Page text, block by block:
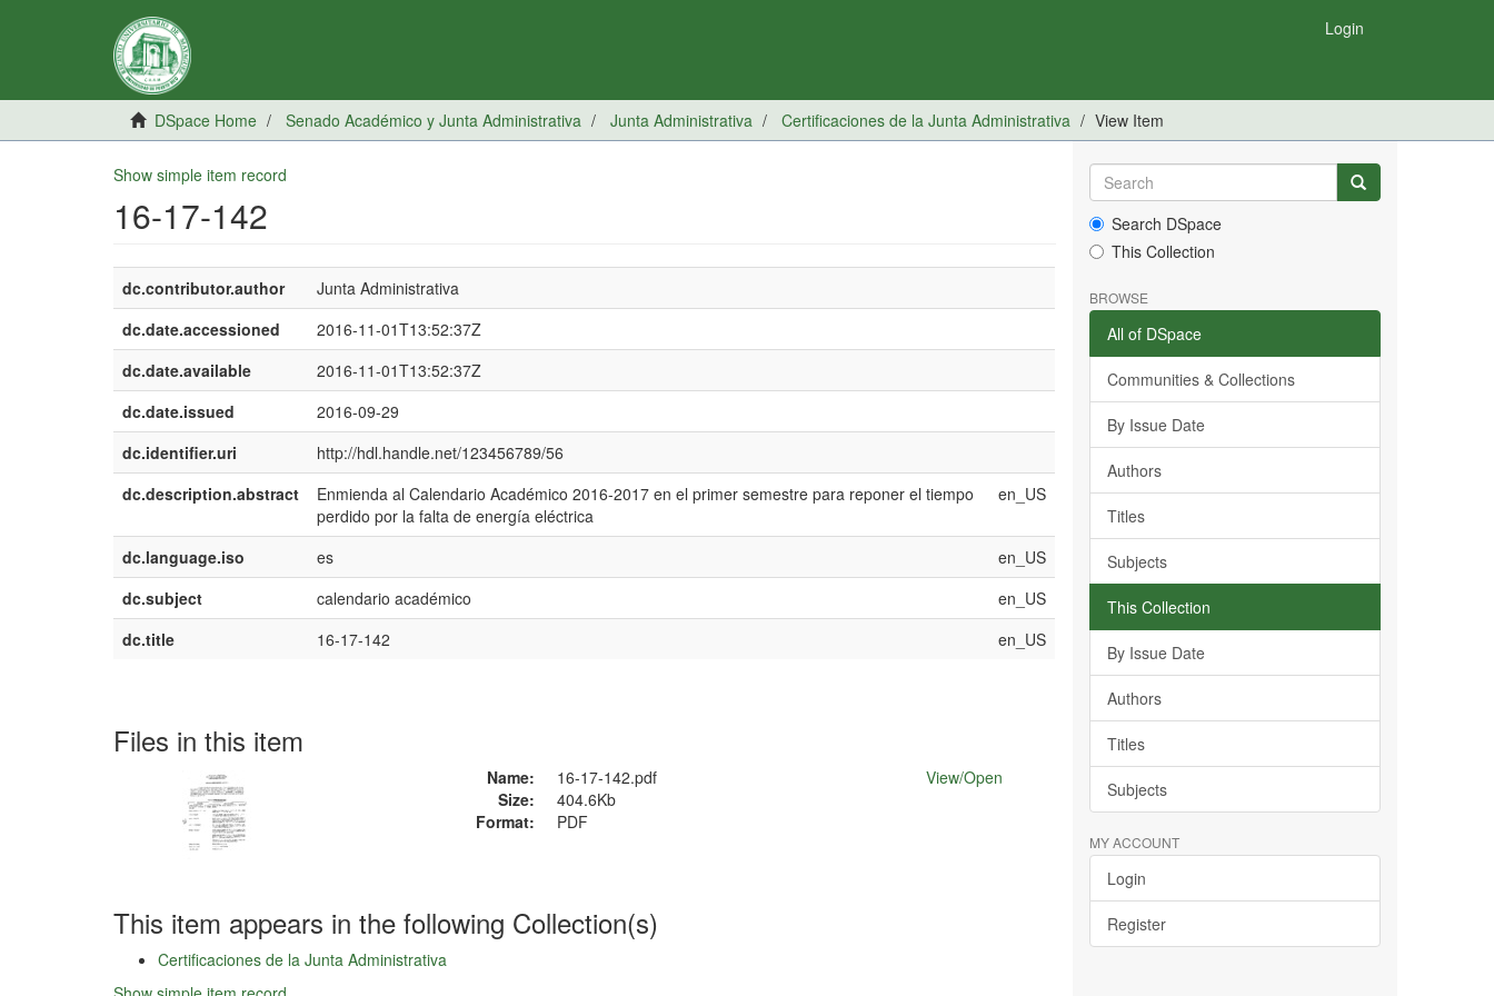
Login
DSpace Home Senado Académico y Junta Administrativa Junta Administrativa Certificaciones de la Junta Administrativa View Item
Show simple item record
16-17-142
dc.contributor.author
Junta Administrativa
dc.date.accessioned
2016-11-01T13:52:37Z
dc.date.available
2016-11-01T13:52:37Z
dc.date.issued
2016-09-29
dc.identifier.uri
http://hdl.handle.net/123456789/56
dc.description.abstract
Enmienda al Calendario Académico 2016-2017 en el primer semestre para reponer el tiempo
perdido por la falta de energía eléctrica
en_US
dc.language.iso es
en_US
dc.subject
calendario académico
en_US
dc.title
16-17-142 en_US
Files in this item
Name:
16-17-142.pdf
Size:
404.6Kb
Format:
PDF
View/Open
This item appears in the following Collection(s)
Certificaciones de la Junta Administrativa
Search DSpace
This Collection
BROWSE
All of DSpace
Communities & Collections
By Issue Date
Authors
Titles
Subjects
This Collection
By Issue Date
Authors
Titles
Subjects
MY ACCOUNT
Login
Register